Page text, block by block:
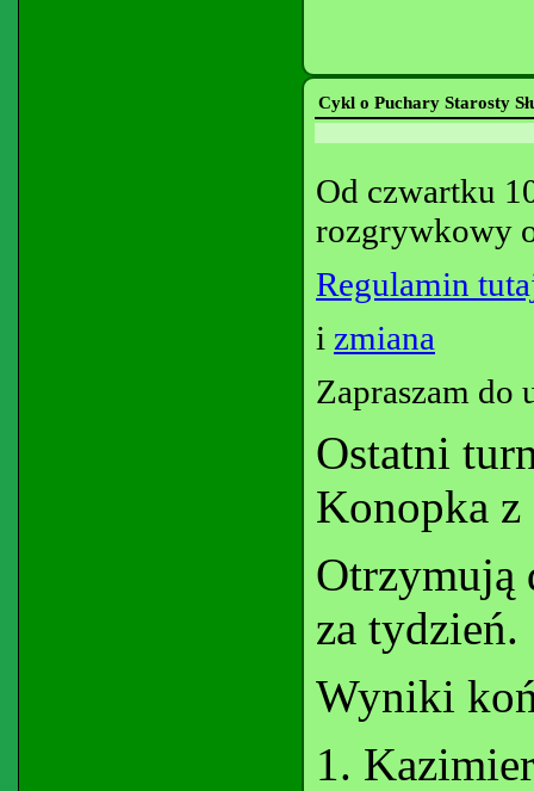
Cykl o Puchary Starosty
Od czwartku
rozgrywkowy
Regulamin
i zmiana
Zapraszam do
Ostatni
Konopka
Otrzymują
za tydzień.
Wyniki
1.